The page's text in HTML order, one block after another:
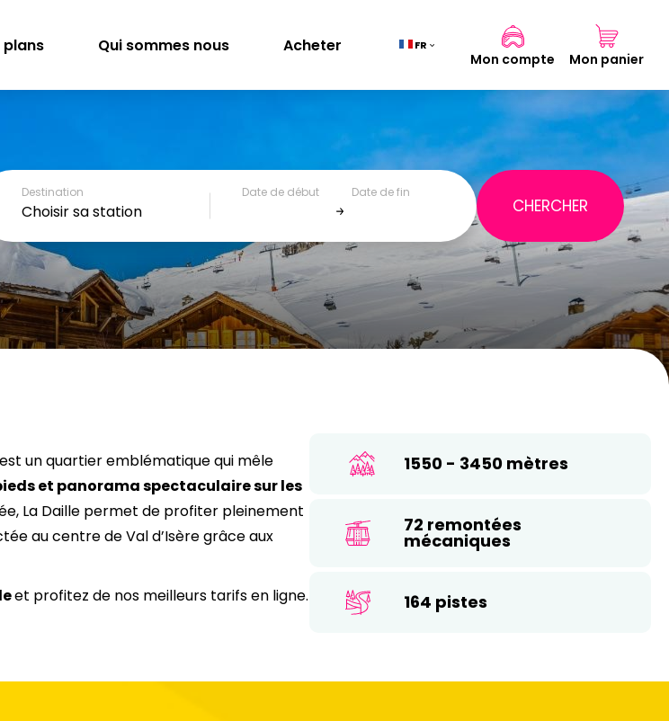
plans Qui sommes nous Acheter FR
Mon compte Mon panier
Destination
Choisir sa station
Date de début Date de fin
est un quartier emblématique qui mêle
et panorama spectaculaire sur les
La Daille permet de profiter pleinement
au centre de Val d’Isère grâce aux
et profitez de nos meilleurs tarifs en ligne.
1550 - 3450 mètres
72 remontées
mécaniques
164 pistes